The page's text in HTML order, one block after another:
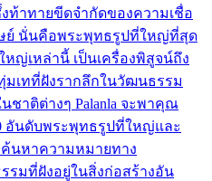
ท้าทายขีดจำกัดของความเชื่อ
ย์ นั่นคือพระพุทธรูปที่ใหญ่ที่สุด
หญ่เหล่านี้ เป็นเครื่องพิสูจน์ถึง
เทที่ฝังรากลึกในวัฒนธรรม
าติต่างๆ Palanla จะพาคุณ
อันดับพระพุทธรูปที่ใหญ่และ
นหาความหมายทาง
รมที่ฝังอยู่ในสิ่งก่อสร้างอัน